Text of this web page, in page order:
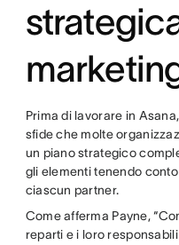
Prima di lavorare in
sfide che molte
un piano strategico
gli elementi tenendo
ciascun partner.
Come afferma Payne,
reparti e i loro